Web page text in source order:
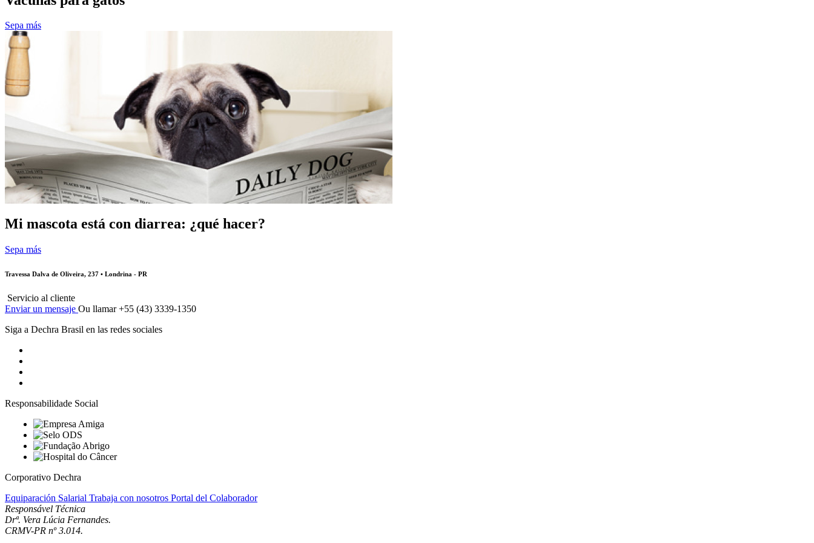
Sepa más
Mi mascota está con diarrea: ¿qué hacer?
Sepa más
Travessa Dalva de Oliveira, 237 • Londrina - PR
Servicio al cliente
Enviar un mensaje Ou llamar +55 (43) 3339-1350
Siga a Dechra Brasil en las redes sociales
Responsabilidade Social
Corporativo Dechra
Equiparación Salarial Trabaja con nosotros Portal del Colaborador
Responsável Técnica
Drª. Vera Lúcia Fernandes.
CRMV-PR nº 3.014.